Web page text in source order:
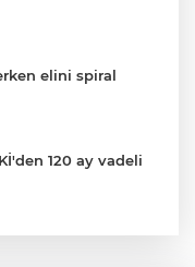
elini spiral
120 ay vadeli